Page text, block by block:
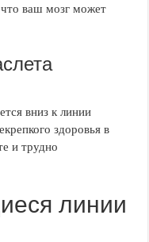
что ваш мозг может
вниз к линии
здоровья в
и трудно
линии